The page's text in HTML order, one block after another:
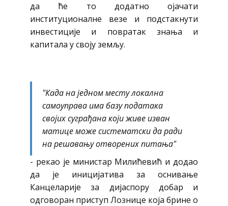
да ће то додатно ојачати
институционалне везе и подстакнути
инвестиције и повратак знања и
капитала у своју земљу.
"Када на једном месту локална
самоуправа има базу података
својих суграђана који живе изван
матице може систематски да ради
на решавању отворених питања"
- рекао је министар Милићевић и додао
да је иницијатива за оснивање
Канцеларије за дијаспору добар и
одговоран приступ Лознице која брине о